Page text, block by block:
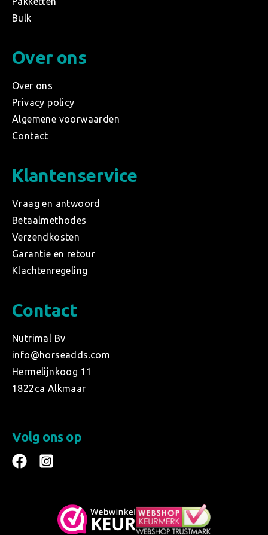
Bulk
Over ons
Over ons
Privacy policy
Algemene voorwaarden
Contact
Klantenservice
Vraag en antwoord
Betaalmethodes
Verzendkosten
Garantie en retour
Klachtenregeling
Contact
Nutrimal Bv
info@horseadds.com
Hermelijnkoog 11
1822ca Alkmaar
Volg ons op